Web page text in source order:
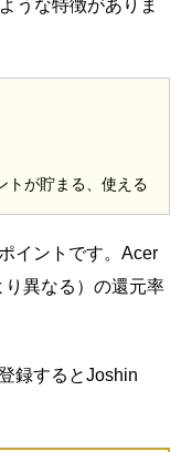
うな特徴がありま
トが貯まる、使える
イントです。Acer
異なる）の還元率
録するとJoshin